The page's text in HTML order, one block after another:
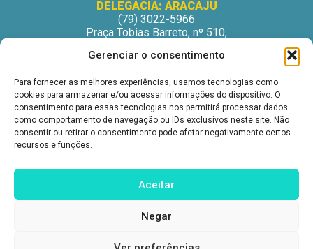
Gerenciar o consentimento
Para fornecer as melhores experiências, usamos tecnologias como
cookies para armazenar e/ou acessar informações do dispositivo. O
consentimento para essas tecnologias nos permitirá processar dados
como comportamento de navegação ou IDs exclusivos neste site. Não
consentir ou retirar o consentimento pode afetar negativamente certos
recursos e funções.
Aceitar
Negar
DELEGACIA: ARACAJU
(79) 3022-5966
Praça Tobias Barreto, nº 510,
São José – Aracaju/SE
Horário de Atendimento:
Segunda a Sexta-Feira
9h às 12h | 13h às 16h
DELEGACIA: ITABUNA
Avenida Princesa Isabel, nº 395.
Ed. Itabuna Trade Center, sala 914.
São Caetano – Itabuna (BA)
Horário de Atendimento:
9h às 12h | 13h às 16h